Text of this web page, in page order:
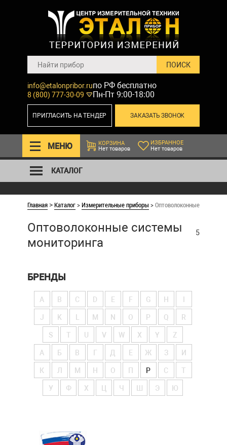
info@etalonpribor.ru
8 (800) 777-30-09
по РФ бесплатно
Пн-Пт 9:00-18:00
ЗАКАЗАТЬ ЗВОНОК
ПРИГЛАСИТЬ НА ТЕНДЕР
МЕНЮ
КОРЗИНА
Нет товаров
ИЗБРАННОЕ
Нет товаров
КАТАЛОГ
Главная >Каталог>Измерительные приборы >Оптоволоконные системы
Оптоволоконные системы
мониторинга
5
БРЕНДЫ
A B C D E F G H
J K M N O P Q R
S T V W X Y Z
А Б В Г Д Е Ж З И
К Л М Н О П Р С Т
У Ф Х Ч Э Ю